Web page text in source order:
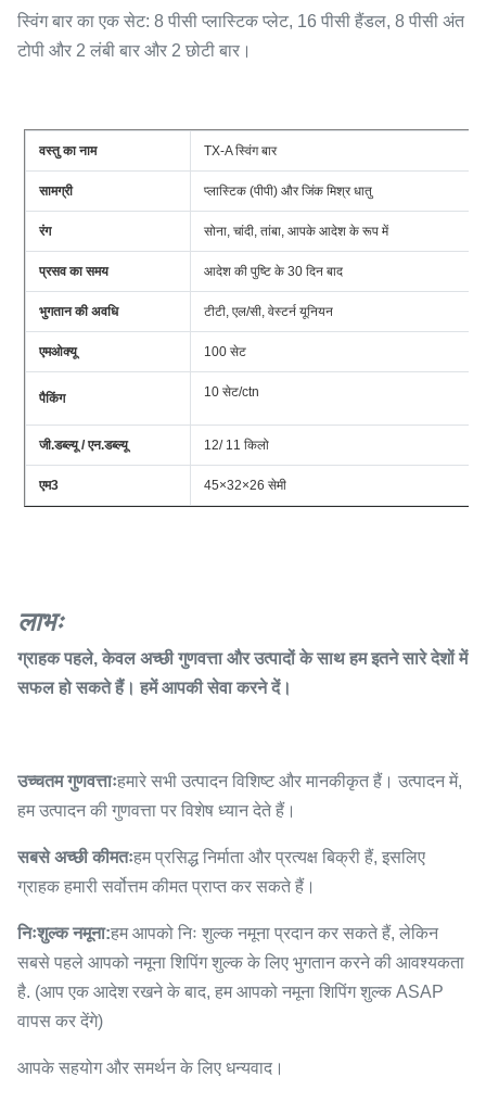
स्विंग बार का एक सेट: 8 पीसी प्लास्टिक प्लेट, 16 पीसी हैंडल, 8 पीसी अंत
टोपी और 2 लंबी बार और 2 छोटी बार।
वस्तु का नाम TX-A स्विंग बार
सामग्री प्लास्टिक (पीपी) और जिंक मिश्र धातु
रंग सोना, चांदी, तांबा, आपके आदेश के रूप में
प्रसव का समय आदेश की पुष्टि के 30 दिन बाद
भुगतान की अवधि टीटी, एल/सी, वेस्टर्न यूनियन
एमओक्यू 100 सेट
पैकिंग 10 सेट/ctn
जी.डब्ल्यू / एन.डब्ल्यू 12/ 11 किलो
एम3 45×32×26 सेमी
लाभः
ग्राहक पहले, केवल अच्छी गुणवत्ता और उत्पादों के साथ हम इतने सारे देशों में
सफल हो सकते हैं। हमें आपकी सेवा करने दें।
उच्चतम गुणवत्ताःहमारे सभी उत्पादन विशिष्ट और मानकीकृत हैं। उत्पादन में,
हम उत्पादन की गुणवत्ता पर विशेष ध्यान देते हैं।
सबसे अच्छी कीमतःहम प्रसिद्ध निर्माता और प्रत्यक्ष बिक्री हैं, इसलिए
ग्राहक हमारी सर्वोत्तम कीमत प्राप्त कर सकते हैं।
निःशुल्क नमूना:हम आपको निः शुल्क नमूना प्रदान कर सकते हैं, लेकिन
सबसे पहले आपको नमूना शिपिंग शुल्क के लिए भुगतान करने की आवश्यकता
है. (आप एक आदेश रखने के बाद, हम आपको नमूना शिपिंग शुल्क ASAP
वापस कर देंगे)
आपके सहयोग और समर्थन के लिए धन्यवाद।